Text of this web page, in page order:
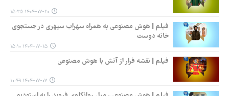
۱۴۰۴-۰۷-۲۰ ۱۵:۳۵
فیلم | هوش مصنوعی به همراه سهراب سپهری در جستجوی
خانه دوست
۱۴۰۴-۰۷-۱۵ ۱۵:۱۰
فیلم | نقشه فرار از آتش با هوش مصنوعی
۱۴۰۴-۰۷-۰۷ ۱۰:۴۹